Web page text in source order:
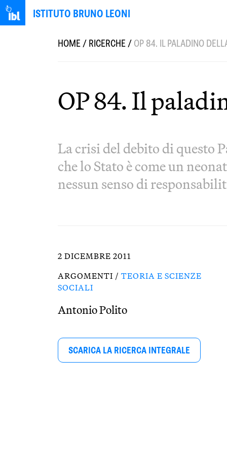
ISTITUTO BRUNO LEONI
HOME/RICERCHE/OP 84. IL PALADINO
OP 84. Il
La crisi del debito di questo
che lo Stato è come un
nessun senso di
2 DICEMBRE 2011
ARGOMENTI / TEORIA E SCIENZE
SOCIALI
Antonio Polito
SCARICA LA RICERCA INTEGRALE